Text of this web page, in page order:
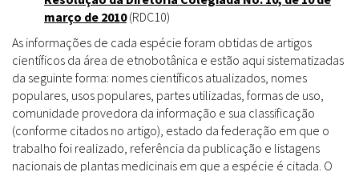
março de 2010(RDC10)
As informações de cada espécie foram obtidas de artigos
científicos da área de etnobotânica e estão aqui sistematizadas
da seguinte forma: nomes científicos atualizados, nomes
populares, usos populares, partes utilizadas, formas de uso,
comunidade provedora da informação e sua classificação
(conforme citados no artigo), estado da federação em que o
trabalho foi realizado, referência da publicação e listagens
nacionais de plantas medicinais em que a espécie é citada. O